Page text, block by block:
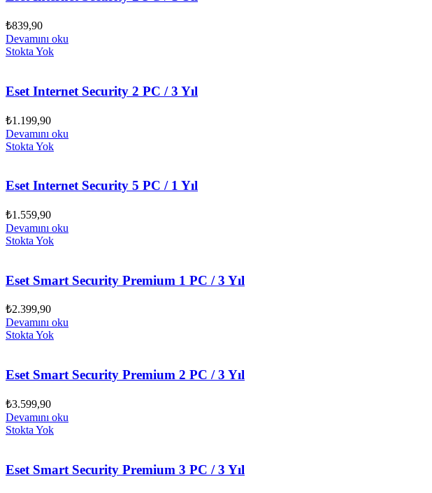
₺839,90
Devamını oku
Stokta Yok
Eset Internet Security 2 PC / 3 Yıl
₺1.199,90
Devamını oku
Stokta Yok
Eset Internet Security 5 PC / 1 Yıl
₺1.559,90
Devamını oku
Stokta Yok
Eset Smart Security Premium 1 PC / 3 Yıl
₺2.399,90
Devamını oku
Stokta Yok
Eset Smart Security Premium 2 PC / 3 Yıl
₺3.599,90
Devamını oku
Stokta Yok
Eset Smart Security Premium 3 PC / 3 Yıl